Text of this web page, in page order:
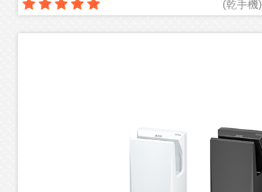
(乾手機)